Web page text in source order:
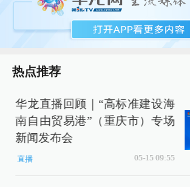
热点推荐
华龙直播回顾｜“高标准建设海
南自由贸易港”（重庆市）专场
新闻发布会
直播 05-15 09:55